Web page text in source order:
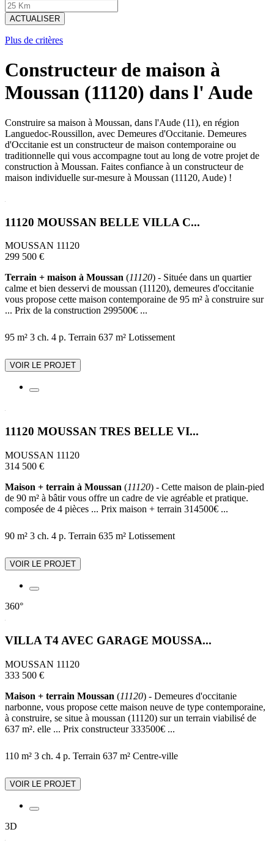
ACTUALISER
Plus de critères
Constructeur de maison à
Moussan (11120) dans l' Aude
Construire sa maison à Moussan, dans l'Aude (11), en région
Languedoc-Roussillon, avec Demeures d'Occitanie. Demeures
d'Occitanie est un constructeur de maison contemporaine ou
traditionnelle qui vous accompagne tout au long de votre projet de
construction à Moussan. Faites confiance à un constructeur de
maison individuelle sur-mesure à Moussan (11120, Aude) !
11120 MOUSSAN BELLE VILLA C...
MOUSSAN 11120
299 500 €
Terrain + maison à Moussan (11120) - Située dans un quartier
calme et bien desservi de moussan (11120), demeures d'occitanie
vous propose cette maison contemporaine de 95 m² à construire sur
... Prix de la construction 299500€ ...
95 m² 3 ch. 4 p. Terrain 637 m² Lotissement
VOIR LE PROJET
11120 MOUSSAN TRES BELLE VI...
MOUSSAN 11120
314 500 €
Maison + terrain à Moussan (11120) - Cette maison de plain-pied
de 90 m² à bâtir vous offre un cadre de vie agréable et pratique.
composée de 4 pièces ... Prix maison + terrain 314500€ ...
90 m² 3 ch. 4 p. Terrain 635 m² Lotissement
VOIR LE PROJET
360°
VILLA T4 AVEC GARAGE MOUSSA...
MOUSSAN 11120
333 500 €
Maison + terrain Moussan (11120) - Demeures d'occitanie
narbonne, vous propose cette maison neuve de type contemporaine,
à construire, se situe à moussan (11120) sur un terrain viabilisé de
637 m². elle ... Prix constructeur 333500€ ...
110 m² 3 ch. 4 p. Terrain 637 m² Centre-ville
VOIR LE PROJET
3D